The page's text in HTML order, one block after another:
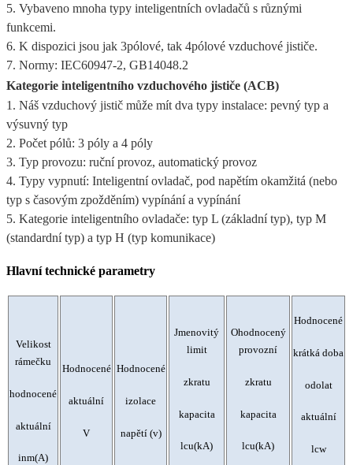
5. Vybaveno mnoha typy inteligentních ovladačů s různými
funkcemi.
6. K dispozici jsou jak 3pólové, tak 4pólové vzduchové jističe.
7. Normy: IEC60947-2, GB14048.2
Kategorie inteligentního vzduchového jističe (ACB)
1. Náš vzduchový jistič může mít dva typy instalace: pevný typ a
výsuvný typ
2. Počet pólů: 3 póly a 4 póly
3. Typ provozu: ruční provoz, automatický provoz
4. Typy vypnutí: Inteligentní ovladač, pod napětím okamžitá (nebo
typ s časovým zpožděním) vypínání a vypínání
5. Kategorie inteligentního ovladače: typ L (základní typ), typ M
(standardní typ) a typ H (typ komunikace)
Hlavní technické parametry
Velikost
rámečku
hodnocené
aktuální
inm(A)
Hodnocené
aktuální
V
Hodnocené
izolace
napětí (v)
Jmenovitý
limit
zkratu
kapacita
lcu(kA)
Ohodnocený
provozní
zkratu
kapacita
lcu(kA)
Hodnocené
krátká doba
odolat
aktuální
lcw